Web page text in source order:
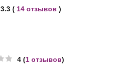
3.3 ( 14 отзывов )
4 (1 отзывов)